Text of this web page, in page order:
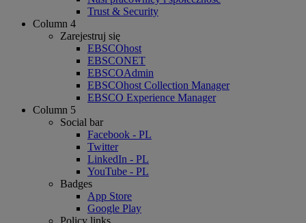
Trust & Security
Column 4
Zarejestruj się
EBSCOhost
EBSCONET
EBSCOAdmin
EBSCOhost Collection Manager
EBSCO Experience Manager
Column 5
Social bar
Facebook - PL
Twitter
LinkedIn - PL
YouTube - PL
Badges
App Store
Google Play
Policy links